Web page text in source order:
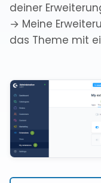
deiner
→ Meine
das Theme mit